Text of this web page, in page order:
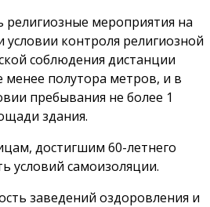
мероприятия на
контроля религиозной
соблюдения дистанции
менее полутора метров, и в
пребывания не более 1
здания.
достигшим 60-летнего
условий самоизоляции.
заведений оздоровления и